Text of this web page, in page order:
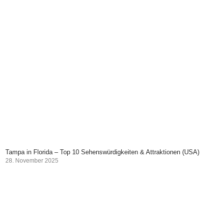
Tampa in Florida – Top 10 Sehenswürdigkeiten & Attraktionen (USA)
28. November 2025